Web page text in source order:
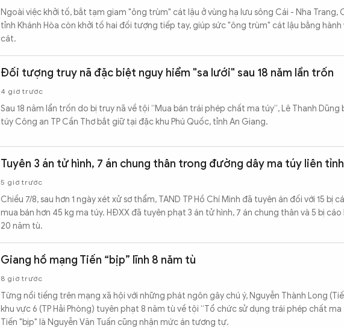
Ngoài việc khởi tố, bắt tạm giam "ông trùm" cát lậu ở vùng hạ lưu sông Cái - Nha Trang,
tỉnh Khánh Hòa còn khởi tố hai đối tượng tiếp tay, giúp sức "ông trùm" cát lậu bằng hành
cát.
Đối tượng truy nã đặc biệt nguy hiểm "sa lưới" sau 18 năm lẩn trốn
4 giờ trước
Sau 18 năm lẩn trốn do bị truy nã về tội “Mua bán trái phép chất ma túy”, Lê Thanh Dũng
túy Công an TP Cần Thơ bắt giữ tại đặc khu Phú Quốc, tỉnh An Giang.
Tuyên 3 án tử hình, 7 án chung thân trong đường dây ma túy liên tỉnh
5 giờ trước
Chiều 7/8, sau hơn 1 ngày xét xử sơ thẩm, TAND TP Hồ Chí Minh đã tuyên án đối với 15 bị
mua bán hơn 45 kg ma túy. HĐXX đã tuyên phạt 3 án tử hình, 7 án chung thân và 5 bị
20 năm tù.
Giang hồ mạng Tiến “bịp” lĩnh 8 năm tù
8 giờ trước
Từng nổi tiếng trên mạng xã hội với những phát ngôn gây chú ý, Nguyễn Thành Long
khu vực 6 (TP Hải Phòng) tuyên phạt 8 năm tù về tội “Tổ chức sử dụng trái phép chất
Tiến "bịp" là Nguyễn Văn Tuấn cũng nhận mức án tương tự.